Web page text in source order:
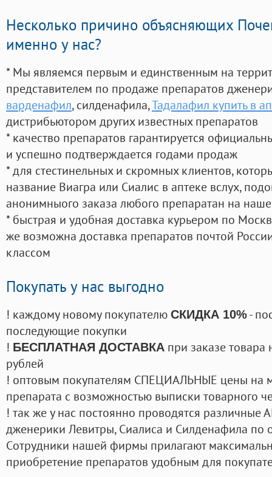
Несколько причино объясняющих
именно у нас?
* Мы являемся первым и единственным на
представителем по продаже препаратов
варденафил, силденафила,Тадалафил купить в
дистрибьютором других известных препаратов
* качество препаратов гарантируется
и успешно подтверждается годами продаж
* для стестинельных и скромных клиентов,
название Виагра или Сиалис в аптеке вслух,
анонимныого заказа любого препаратан на
* быстрая и удобная доставка курьером по
же возможна доставка препаратов почтой
классом
Покупать у нас выгодно
! каждому новому покупателю СКИДКА 10%-
последующие покупки
! БЕСПЛАТНАЯ ДОСТАВКА при заказе
рублей
! оптовым покупателям СПЕЦИАЛЬНЫЕ цены на
препарата с возможностью выписки товарного
! так же у нас постоянно проводятся
дженерики Левитры, Сиалиса и Силденафила по
Cотрудники нашей фирмы прилагают
приобретение препаратов удобным для